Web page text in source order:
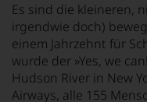
Es sind die kleineren,
irgendwie doch)
einem Jahrzehnt für
wurde der »Yes, we
Hudson River in New
Airways, alle 155